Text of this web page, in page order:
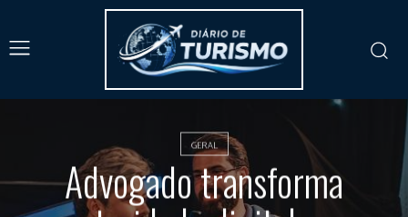
GERAL
Advogado transforma